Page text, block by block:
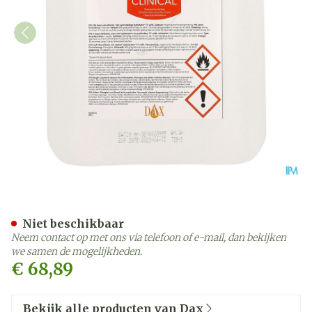
€ 68,89
Niet beschikbaar
Neem contact op met ons via telefoon of e-mail, dan bekijken
we samen de mogelijkheden.
Bekijk alle producten van Dax